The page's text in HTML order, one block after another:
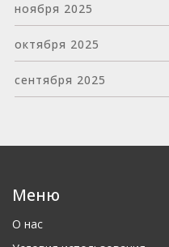
ноября 2025
октября 2025
сентября 2025
Меню
О нас